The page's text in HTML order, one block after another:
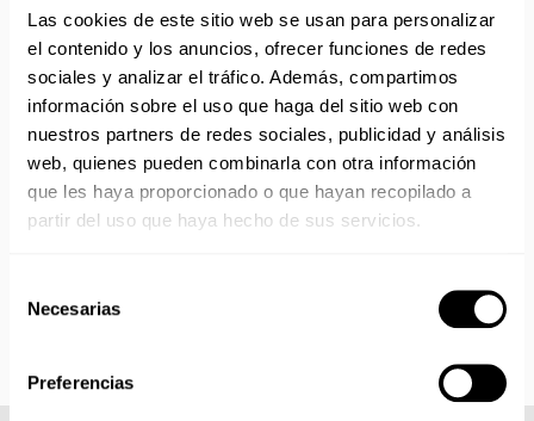
Las cookies de este sitio web se usan para personalizar
el contenido y los anuncios, ofrecer funciones de redes
sociales y analizar el tráfico. Además, compartimos
información sobre el uso que haga del sitio web con
nuestros partners de redes sociales, publicidad y análisis
web, quienes pueden combinarla con otra información
que les haya proporcionado o que hayan recopilado a
partir del uso que haya hecho de sus servicios.
Necesarias
Preferencias
No realizamos envíos del 10 al 21 de agosto.
Reanudamos envíos el día 24 de agosto para productos
con disponibilidad 24/48 horas.
Si adquieres productos con distinto plazo de entrega, el
pedido se envía cuando está completo.
Los productos sin disponibilidad 24 horas serán servidos a
partir de la fecha indicada en cada producto según fábrica.
IMPORTANTE PERSONALIZACIONES: EL taller de